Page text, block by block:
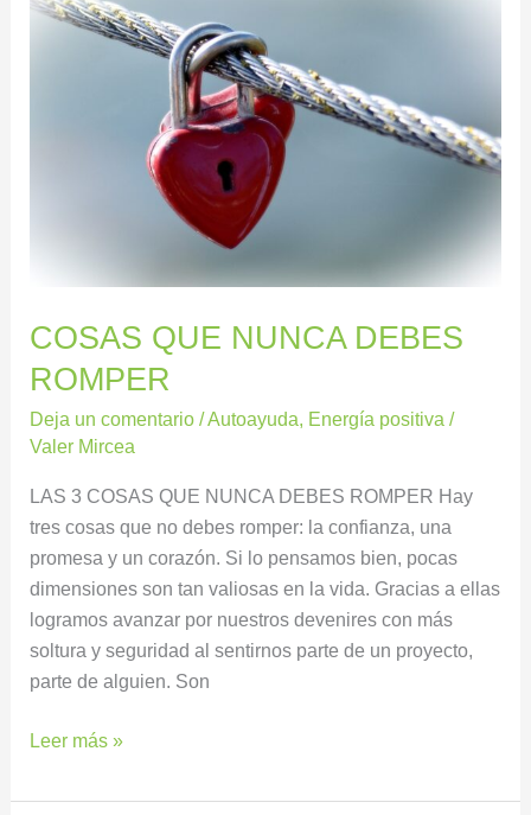
COSAS QUE NUNCA DEBES
ROMPER
Deja un comentario /Autoayuda, Energía positiva /
Valer Mircea
LAS 3 COSAS QUE NUNCA DEBES ROMPER Hay
tres cosas que no debes romper: la confianza, una
promesa y un corazón. Si lo pensamos bien, pocas
dimensiones son tan valiosas en la vida. Gracias a ellas
logramos avanzar por nuestros devenires con más
soltura y seguridad al sentirnos parte de un proyecto,
parte de alguien. Son
QUE
Leer más »